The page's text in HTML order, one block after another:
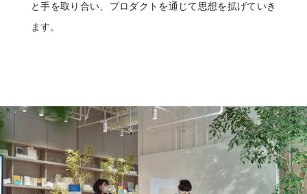
と⼿を取り合い、プロダクトを通じて思想を拡げていき
ます。